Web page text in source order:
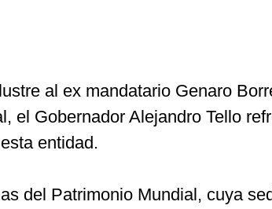
al ex mandatario Genaro
el Gobernador Alejandro Tello
entidad.
del Patrimonio Mundial, cuya